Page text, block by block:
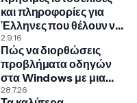
και πληροφορίες για
Έλληνες που θέλουν να
μεταναστεύσουν στην
Γερμανία
2.9.16
Πώς να διορθώσεις
προβλήματα οδηγών
στα Windows με μια
κρυφή εντολή
28.7.26